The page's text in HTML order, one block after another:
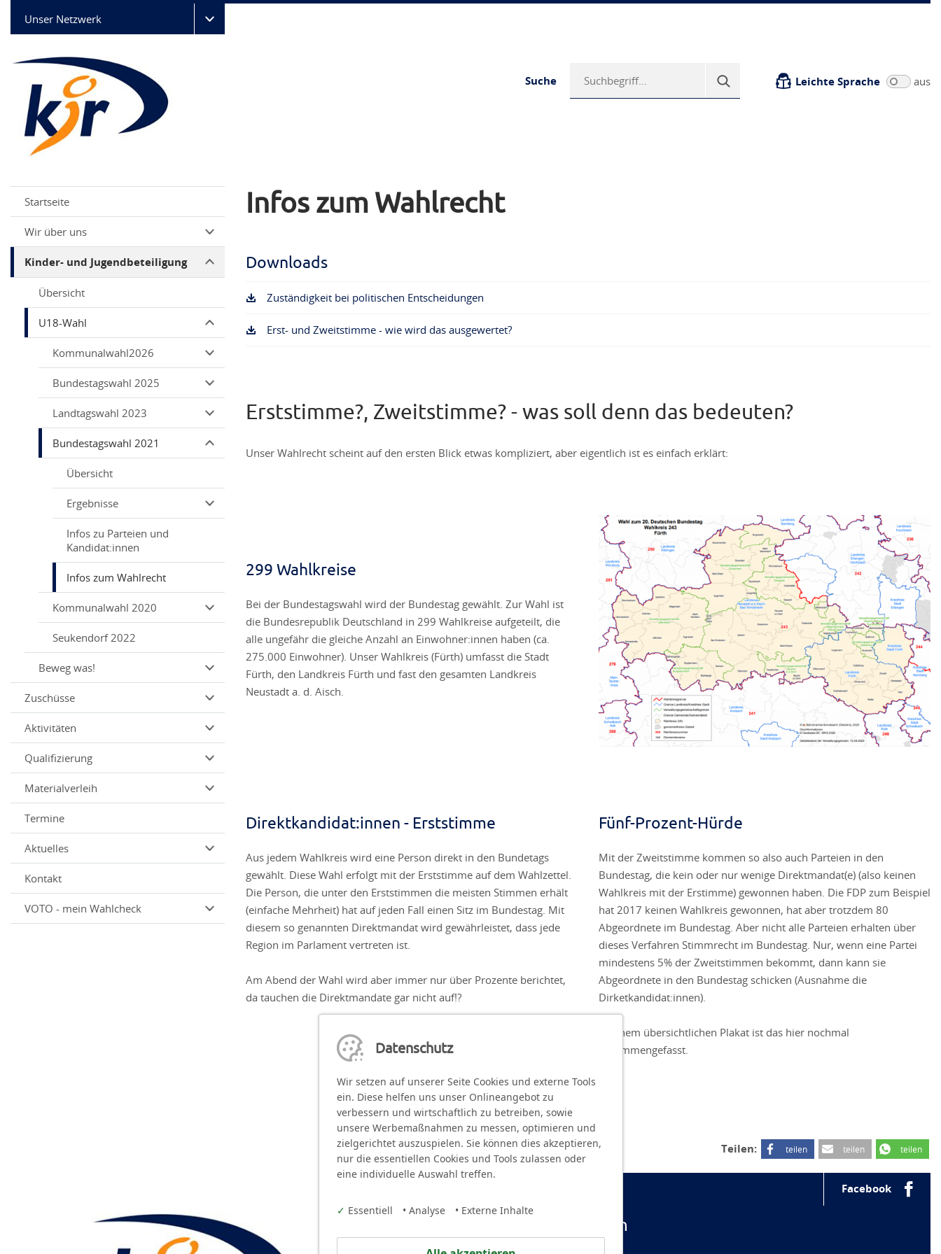
Unser Netzwerk
Suche Leichte Sprache aus
Startseite
Wir über uns
Kinder- und Jugendbeteiligung
Übersicht
U18-Wahl
Kommunalwahl2026
Bundestagswahl 2025
Landtagswahl 2023
Bundestagswahl 2021
Übersicht
Ergebnisse
Infos zu Parteien und
Kandidat:innen
Infos zum Wahlrecht
Kommunalwahl 2020
Seukendorf 2022
Beweg was!
Zuschüsse
Aktivitäten
Qualifizierung
Materialverleih
Termine
Aktuelles
Kontakt
VOTO - mein Wahlcheck
Infos zum Wahlrecht
Downloads
Zuständigkeit bei politischen Entscheidungen
Erst- und Zweitstimme - wie wird das ausgewertet?
Erststimme?, Zweitstimme? - was soll denn das bedeuten?
Unser Wahlrecht scheint auf den ersten Blick etwas kompliziert, aber eigentlich ist es einfach erklärt:
299 Wahlkreise
Bei der Bundestagswahl wird der Bundestag gewählt. Zur Wahl ist
die Bundesrepublik Deutschland in 299 Wahlkreise aufgeteilt, die
alle ungefähr die gleiche Anzahl an Einwohner:innen haben (ca.
275.000 Einwohner). Unser Wahlkreis (Fürth) umfasst die Stadt
Fürth, den Landkreis Fürth und fast den gesamten Landkreis
Neustadt a. d. Aisch.
Direktkandidat:innen - Erststimme
Aus jedem Wahlkreis wird eine Person direkt in den Bundetags
gewählt. Diese Wahl erfolgt mit der Erststimme auf dem Wahlzettel.
Die Person, die unter den Erststimmen die meisten Stimmen erhält
(einfache Mehrheit) hat auf jeden Fall einen Sitz im Bundestag. Mit
diesem so genannten Direktmandat wird gewährleistet, dass jede
Region im Parlament vertreten ist.
Am Abend der Wahl wird aber immer nur über Prozente berichtet,
da tauchen die Direktmandate gar nicht auf!?
Fünf-Prozent-Hürde
Mit der Zweitstimme kommen so also auch Parteien in den
Bundestag, die kein oder nur wenige Direktmandat(e) (also keinen
Wahlkreis mit der Erstimme) gewonnen haben. Die FDP zum Beispiel
hat 2017 keinen Wahlkreis gewonnen, hat aber trotzdem 80
Abgeordnete im Bundestag. Aber nicht alle Parteien erhalten über
dieses Verfahren Stimmrecht im Bundestag. Nur, wenn eine Partei
mindestens 5% der Zweitstimmen bekommt, dann kann sie
Abgeordnete in den Bundestag schicken (Ausnahme die
Dirketkandidat:innen).
In einem übersichtlichen Plakat ist das hier nochmal
zusammengefasst.
Teilen: teilen teilen teilen
Facebook
Kreisjugendring Fürth
Datenschutz
Wir setzen auf unserer Seite Cookies und externe Tools
ein. Diese helfen uns unser Onlineangebot zu
verbessern und wirtschaftlich zu betreiben, sowie
unsere Werbemaßnahmen zu messen, optimieren und
zielgerichtet auszuspielen. Sie können dies akzeptieren,
nur die essentiellen Cookies und Tools zulassen oder
eine individuelle Auswahl treffen.
✓ Essentiell • Analyse • Externe Inhalte